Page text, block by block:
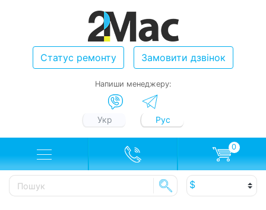
Статус ремонту Замовити дзвінок
Напиши менеджеру:
Укр Рус
0